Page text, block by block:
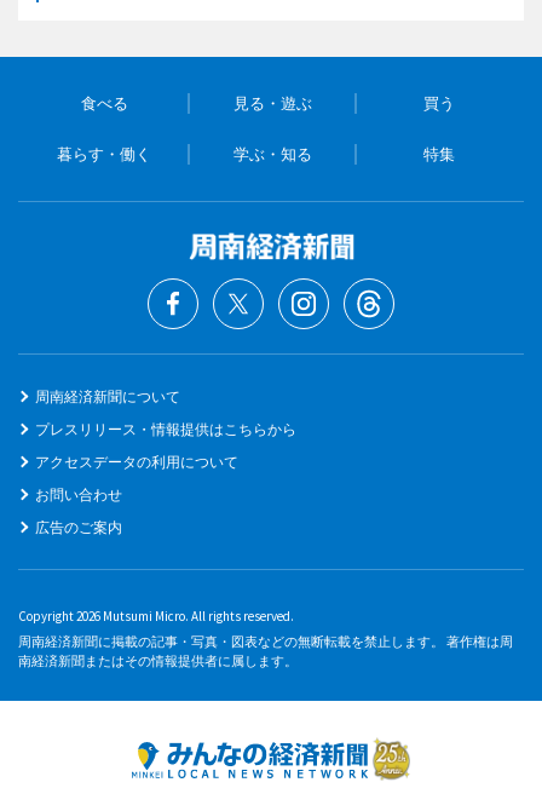
食べる 見る・遊ぶ 買う
暮らす・働く 学ぶ・知る 特集
周南経済新聞について
プレスリリース・情報提供はこちらから
アクセスデータの利用について
お問い合わせ
広告のご案内
Copyright 2026 Mutsumi Micro. All rights reserved.
周南経済新聞に掲載の記事・写真・図表などの無断転載を禁止します。 著作権は周
南経済新聞またはその情報提供者に属します。